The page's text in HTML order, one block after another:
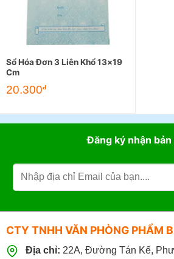
Sổ Hóa Đơn 3 Liên Khổ 13×19
Cm
20.300đ
Đăng ký nhận bản
CTY TNHH VĂN PHÒNG PHẨM
Địa chỉ: 22A, Đường Tán Kế,